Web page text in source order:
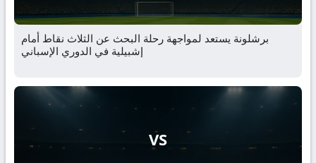
برشلونة يستعد لمواجهة رحلة البحث عن الثلاث نقاط أمام
إشبيلية في الدوري الإسباني
VS